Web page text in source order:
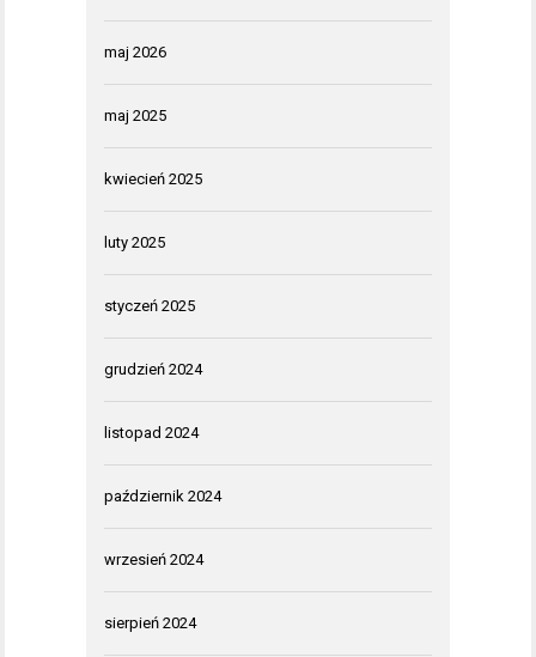
maj 2026
maj 2025
kwiecień 2025
luty 2025
styczeń 2025
grudzień 2024
listopad 2024
październik 2024
wrzesień 2024
sierpień 2024